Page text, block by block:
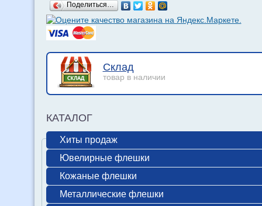
Поделиться…
Склад
товар в наличии
КАТАЛОГ
Хиты продаж
Ювелирные флешки
Кожаные флешки
Металлические флешки